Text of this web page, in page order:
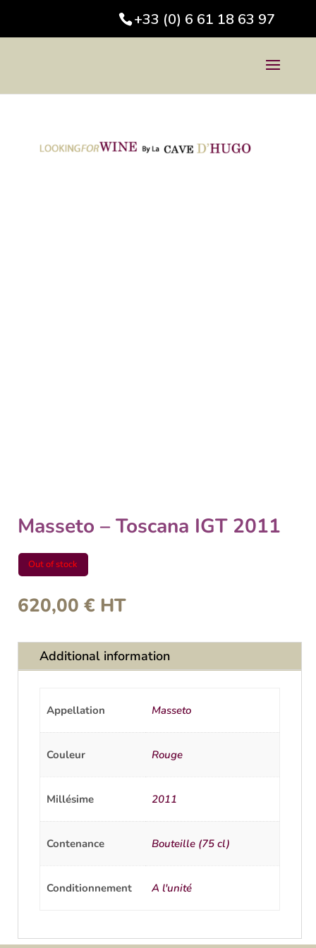
+33 (0) 6 61 18 63 97
Masseto – Toscana IGT 2011
Out of stock
620,00 € HT
Additional information
Appellation Masseto
Couleur Rouge
Millésime 2011
Contenance Bouteille (75 cl)
Conditionnement A l'unité